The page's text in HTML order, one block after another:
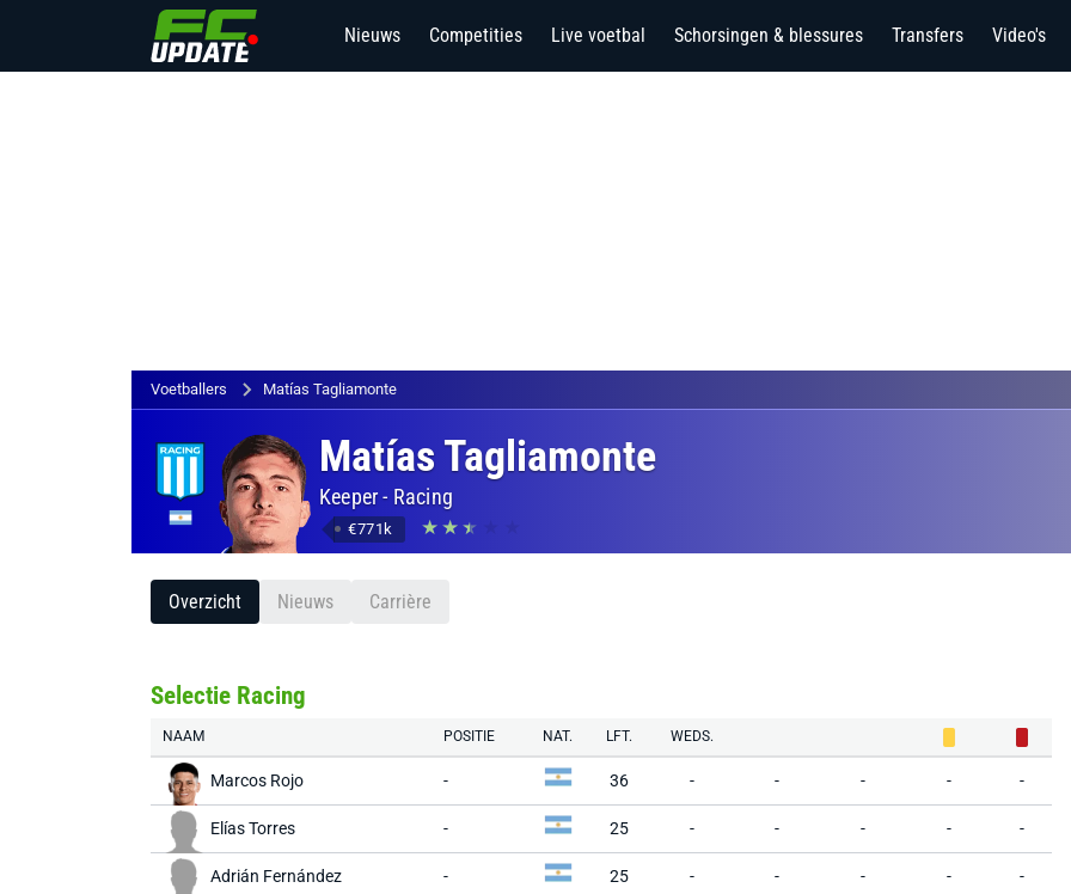
Nieuws Competities Live voetbal Schorsingen & blessures Transfers Video's
Voetballers Matías Tagliamonte
Matías Tagliamonte
Keeper- Racing
€771k
Overzicht Nieuws Carrière
Selectie Racing
NAAM POSITIE NAT. LFT. WEDS.
Marcos Rojo - 36 - - - - -
Elías Torres - 25 - - - - -
Adrián Fernández - 25 - - - - -